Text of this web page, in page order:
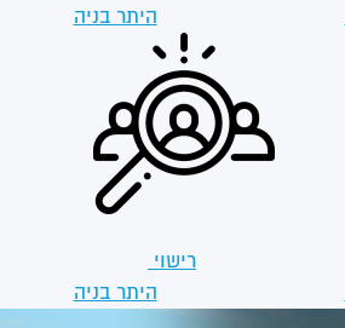
היתר בניה
רישוי
היתר בניה